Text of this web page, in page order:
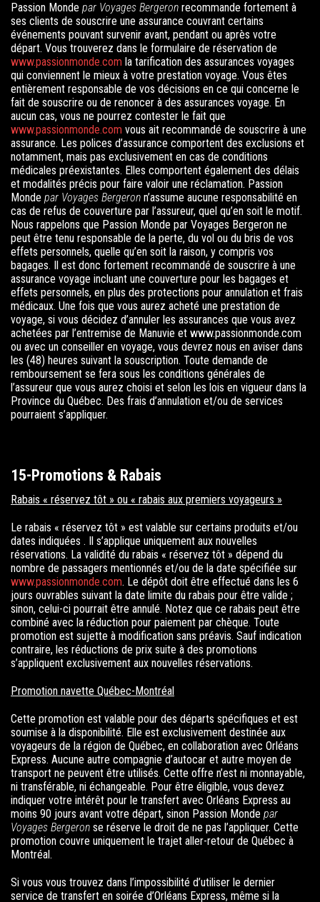
Passion Monde par Voyages Bergeron recommande fortement à
ses clients de souscrire une assurance couvrant certains
événements pouvant survenir avant, pendant ou après votre
départ. Vous trouverez dans le formulaire de réservation de
www.passionmonde.com la tarification des assurances voyages
qui conviennent le mieux à votre prestation voyage. Vous êtes
entièrement responsable de vos décisions en ce qui concerne le
fait de souscrire ou de renoncer à des assurances voyage. En
aucun cas, vous ne pourrez contester le fait que
www.passionmonde.com vous ait recommandé de souscrire à une
assurance. Les polices d’assurance comportent des exclusions et
notamment, mais pas exclusivement en cas de conditions
médicales préexistantes. Elles comportent également des délais
et modalités précis pour faire valoir une réclamation. Passion
Monde par Voyages Bergeron n’assume aucune responsabilité en
cas de refus de couverture par l’assureur, quel qu’en soit le motif.
Nous rappelons que Passion Monde par Voyages Bergeron ne
peut être tenu responsable de la perte, du vol ou du bris de vos
effets personnels, quelle qu’en soit la raison, y compris vos
bagages. Il est donc fortement recommandé de souscrire à une
assurance voyage incluant une couverture pour les bagages et
effets personnels, en plus des protections pour annulation et frais
médicaux. Une fois que vous aurez acheté une prestation de
voyage, si vous décidez d’annuler les assurances que vous avez
achetées par l’entremise de Manuvie et www.passionmonde.com
ou avec un conseiller en voyage, vous devrez nous en aviser dans
les (48) heures suivant la souscription. Toute demande de
remboursement se fera sous les conditions générales de
l’assureur que vous aurez choisi et selon les lois en vigueur dans la
Province du Québec. Des frais d’annulation et/ou de services
pourraient s’appliquer.
15-Promotions & Rabais
Rabais « réservez tôt » ou « rabais aux premiers voyageurs »
Le rabais « réservez tôt » est valable sur certains produits et/ou
dates indiquées . Il s’applique uniquement aux nouvelles
réservations. La validité du rabais « réservez tôt » dépend du
nombre de passagers mentionnés et/ou de la date spécifiée sur
www.passionmonde.com. Le dépôt doit être effectué dans les 6
jours ouvrables suivant la date limite du rabais pour être valide ;
sinon, celui-ci pourrait être annulé. Notez que ce rabais peut être
combiné avec la réduction pour paiement par chèque. Toute
promotion est sujette à modification sans préavis. Sauf indication
contraire, les réductions de prix suite à des promotions
s’appliquent exclusivement aux nouvelles réservations.
Promotion navette Québec-Montréal
Cette promotion est valable pour des départs spécifiques et est
soumise à la disponibilité. Elle est exclusivement destinée aux
voyageurs de la région de Québec, en collaboration avec Orléans
Express. Aucune autre compagnie d’autocar et autre moyen de
transport ne peuvent être utilisés. Cette offre n’est ni monnayable,
ni transférable, ni échangeable. Pour être éligible, vous devez
indiquer votre intérêt pour le transfert avec Orléans Express au
moins 90 jours avant votre départ, sinon Passion Monde par
Voyages Bergeron se réserve le droit de ne pas l’appliquer. Cette
promotion couvre uniquement le trajet aller-retour de Québec à
Montréal.
Si vous vous trouvez dans l’impossibilité d’utiliser le dernier
service de transfert en soirée d’Orléans Express, même si la